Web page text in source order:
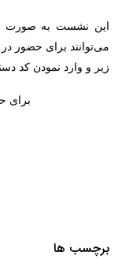
این نشست به صورت
می‌توانند برای حضور
زیر و وارد نمودن کد دسترسی 22
برای
برچسب ها